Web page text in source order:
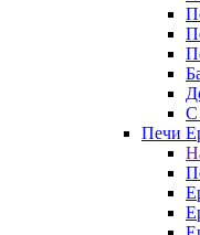
С
Печи